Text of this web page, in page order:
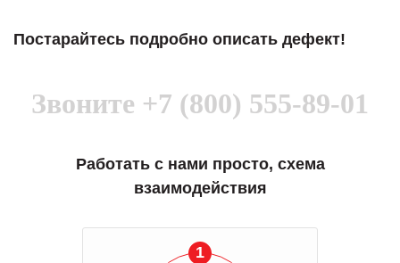
Постарайтесь подробно описать дефект!
Звоните +7 (800) 555-89-01
Работать с нами просто, схема
взаимодействия
1